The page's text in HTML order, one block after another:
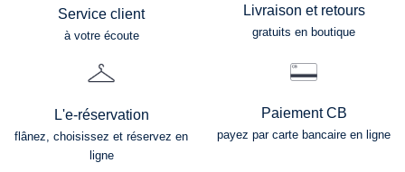
Service client
à votre écoute
Livraison et retours
gratuits en boutique
L'e-réservation
flânez, choisissez et réservez en
ligne
Paiement CB
payez par carte bancaire en ligne